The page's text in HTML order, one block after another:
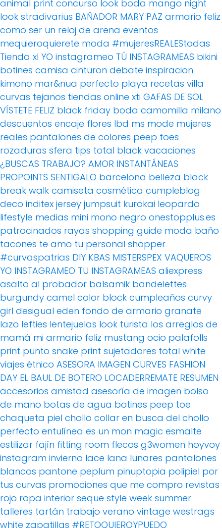
animal print concurso look boda mango night
look stradivarius BAÑADOR MARY PAZ armario feliz
como ser un reloj de arena eventos
mequieroquierete moda #mujeresREALEStodas
Tienda xl YO instagrameo TÚ INSTAGRAMEAS bikini
botines camisa cinturon debate inspiracion
kimono mar&nua perfecto playa recetas villa
curvas tejanos tiendas online xti GAFAS DE SOL
VÍSTETE FELIZ black friday boda camomilla milano
descuentos encaje flores lbd ms mode mujeres
reales pantalones de colores peep toes
rozaduras sfera tips total black vacaciones
¿BUSCAS TRABAJO? AMOR INSTANTÁNEAS
PROPOINTS SENTIGALO barcelona belleza black
break walk camiseta cosmética cumpleblog
deco inditex jersey jumpsuit kurokai leopardo
lifestyle medias mini mono negro onestopplus.es
patrocinados rayas shopping guide moda baño
tacones te amo tu personal shopper
#curvaspatrias DIY KBAS MISTERSPEX VAQUEROS
YO INSTAGRAMEO TU INSTAGRAMEAS aliexpress
asalto al probador balsamik bandelettes
burgundy camel color block cumpleaños curvy
girl desigual eden fondo de armario granate
lazo lefties lentejuelas look turista los arreglos de
mamá mi armario feliz mustang ocio palafolls
print punto snake print sujetadores total white
viajes étnico ASESORA IMAGEN CURVES FASHION
DAY EL BAUL DE BOTERO LOCADERREMATE RESUMEN
accesorios amistad asesoría de imagen bolso
de mano botas de agua botines peep toe
chaqueta piel chollo collar en busca del chollo
perfecto entulínea es un mon magic esmalte
estilizar fajín fitting room flecos g3women hoyvoy
instagram invierno lace lana lunares pantalones
blancos pantone peplum pinuptopia polipiel por
tus curvas promociones que me compro revistas
rojo ropa interior seque style week summer
talleres tartán trabajo verano vintage westrags
white zapatillas #RETOQUIEROYPUEDO